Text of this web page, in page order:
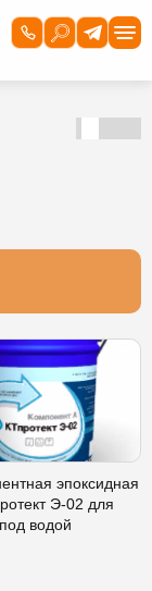
эпоксидная
Э-02 для
водой